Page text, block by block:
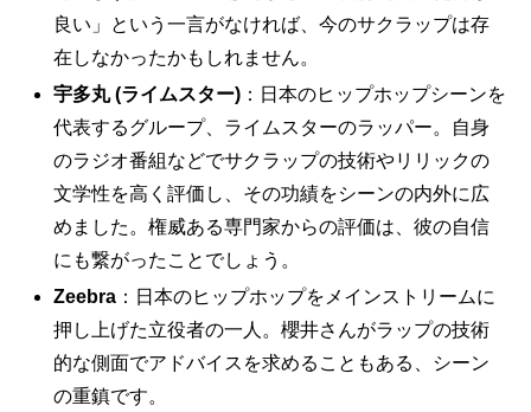
良い」という一言がなければ、今のサクラップは存
在しなかったかもしれません。
宇多丸 (ライムスター) ：日本のヒップホップシーンを
代表するグループ、ライムスターのラッパー。自身
のラジオ番組などでサクラップの技術やリリックの
文学性を高く評価し、その功績をシーンの内外に広
めました。権威ある専門家からの評価は、彼の自信
にも繋がったことでしょう。
Zeebra ：日本のヒップホップをメインストリームに
押し上げた立役者の一人。櫻井さんがラップの技術
的な側面でアドバイスを求めることもある、シーン
の重鎮です。